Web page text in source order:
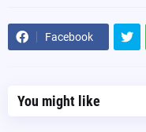
Facebook
You might like